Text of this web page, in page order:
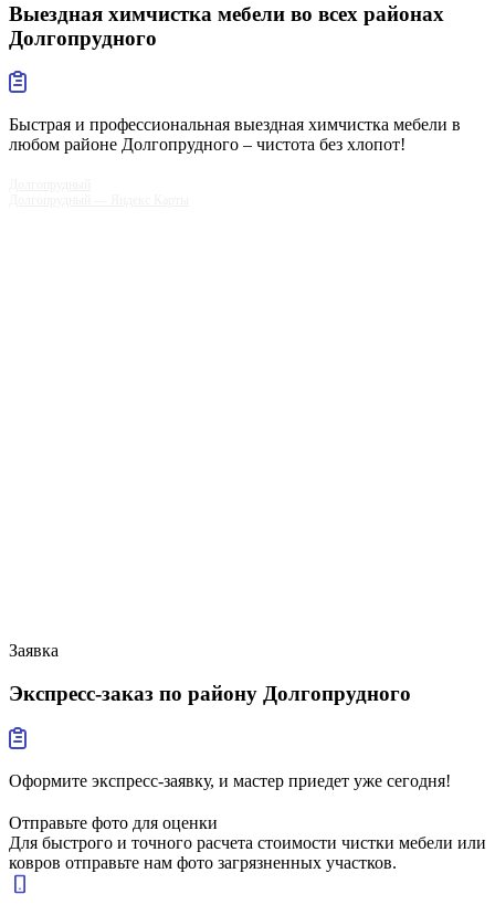
Выездная химчистка мебели во всех районах
Долгопрудного
Быстрая и профессиональная выездная химчистка мебели в
любом районе Долгопрудного – чистота без хлопот!
Заявка
Экспресс-заказ по району Долгопрудного
Оформите экспресс-заявку, и мастер приедет уже сегодня!
Отправьте фото для оценки
Для быстрого и точного расчета стоимости чистки мебели или
ковров отправьте нам фото загрязненных участков.